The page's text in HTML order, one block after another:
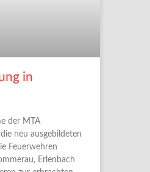
in
der MTA
neu ausgebildeten
Feuerwehren
Erlenbach